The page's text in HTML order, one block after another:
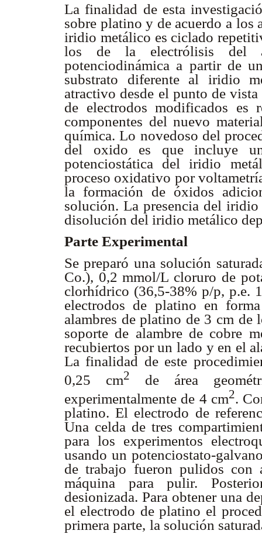
La finalidad de esta
sobre platino y de acuerdo a los
iridio metálico es ciclado
los de la electrólisis del
potenciodinámica a partir de
substrato diferente al iridio
atractivo desde el punto de
de electrodos modificados es
componentes del nuevo
química. Lo novedoso del
del oxido es que incluye
potenciostática del iridio
proceso oxidativo por
la formación de óxidos
solución. La presencia del
disolución del iridio metálico
Parte Experimental
Se preparó una solución
Co.), 0,2 mmol/L cloruro de
clorhídrico (36,5-38% p/p, p.e.
electrodos de platino en
alambres de platino de 3 cm de
soporte de alambre de cobre
recubiertos por un lado y en el
La finalidad de este
0,25 cm2
de área
experimentalmente de 4 cm2.
platino. El electrodo de
Una celda de tres
para los experimentos
usando un potenciostato-
de trabajo fueron pulidos con
máquina para pulir.
desionizada. Para obtener una
el electrodo de platino el
primera parte, la solución